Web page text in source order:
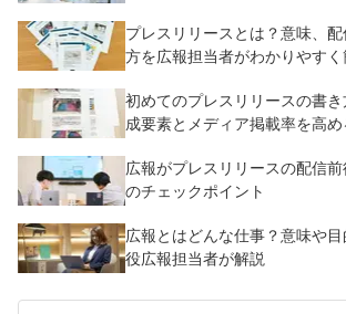
プレスリリースとは？意味、
方を広報担当者がわかりやすく
初めてのプレスリリースの書
成要素とメディア掲載率を高
広報がプレスリリースの配信
のチェックポイント
広報とはどんな仕事？意味や
役広報担当者が解説